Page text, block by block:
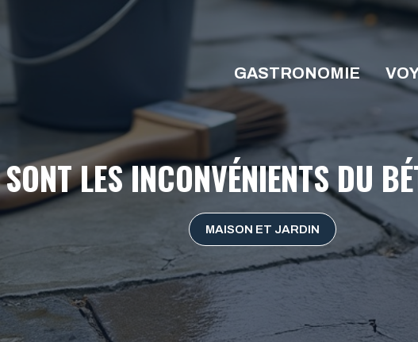
GASTRONOMIE
LES INCONVÉNIENTS DU
MAISON ET JARDIN